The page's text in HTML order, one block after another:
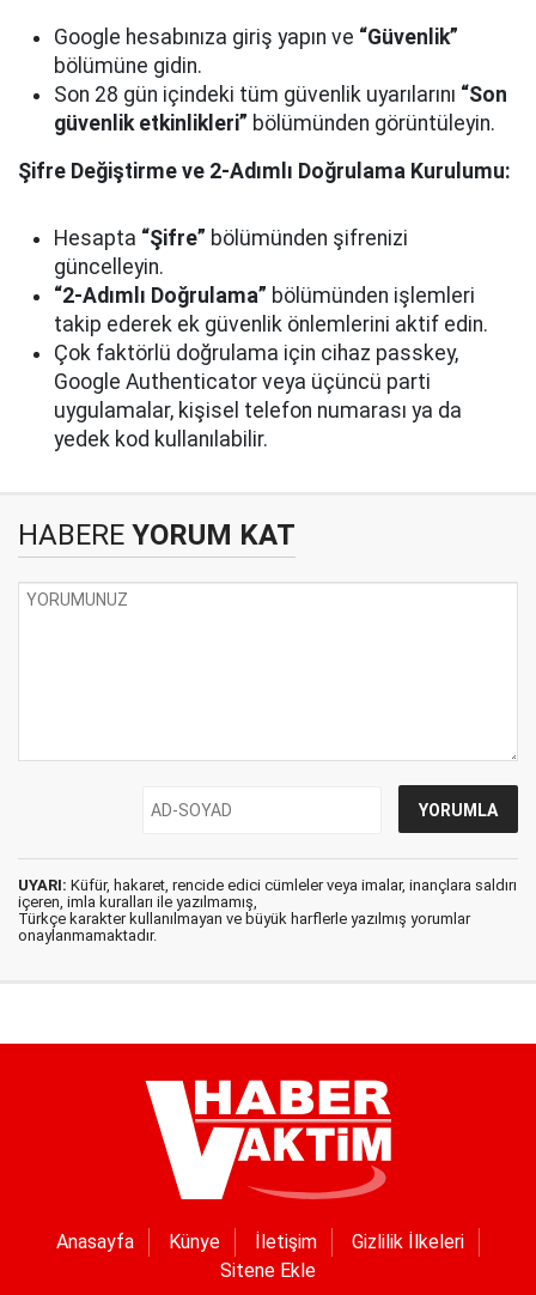
Google hesabınıza giriş yapın ve “Güvenlik”
bölümüne gidin.
Son 28 gün içindeki tüm güvenlik uyarılarını “Son
güvenlik etkinlikleri” bölümünden görüntüleyin.
Şifre Değiştirme ve 2-Adımlı Doğrulama Kurulumu:
Hesapta “Şifre” bölümünden şifrenizi
güncelleyin.
“2-Adımlı Doğrulama” bölümünden işlemleri
takip ederek ek güvenlik önlemlerini aktif edin.
Çok faktörlü doğrulama için cihaz passkey,
Google Authenticator veya üçüncü parti
uygulamalar, kişisel telefon numarası ya da
yedek kod kullanılabilir.
HABERE YORUM KAT
UYARI: Küfür, hakaret, rencide edici cümleler veya imalar, inançlara saldırı
içeren, imla kuralları ile yazılmamış,
Türkçe karakter kullanılmayan ve büyük harflerle yazılmış yorumlar
onaylanmamaktadır.
Anasayfa Künye İletişim
Gizlilik İlkeleri
Sitene Ekle